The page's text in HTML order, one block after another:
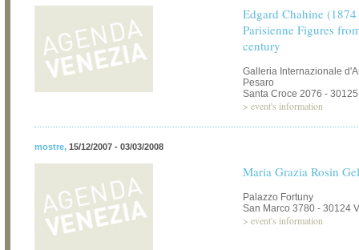
Edgard Chahine
Parisienne Figures
century
Galleria Internazionale
Pesaro
Santa Croce 2076 -
> event's information
mostre, 15/12/2007 - 03/03/2008
Maria Grazia Rosin
Palazzo Fortuny
San Marco 3780 - 30124
> event's information